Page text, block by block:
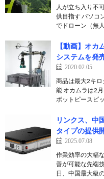
人が立ち入り不
供目指す パソコ
でドローン（無
【動画】オ
システムを発
2020.02.05
商品は最大2キ
能 オカムラは2
ボットピースピ
リンクス、中
タイプの提供
2025.07.08
作業効率の大幅
善が可能な先端
日、中国最大級